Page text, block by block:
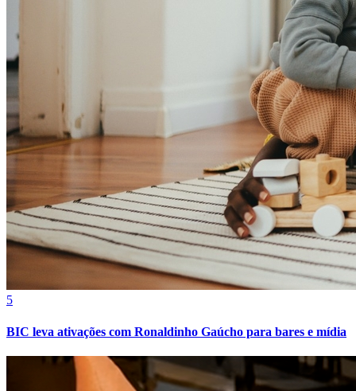
Bahia
5
BIC leva ativações com Ronaldinho Gaúcho para bares e mídia